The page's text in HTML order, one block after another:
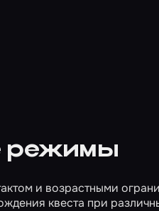
режимы
и возрастными
квеста при